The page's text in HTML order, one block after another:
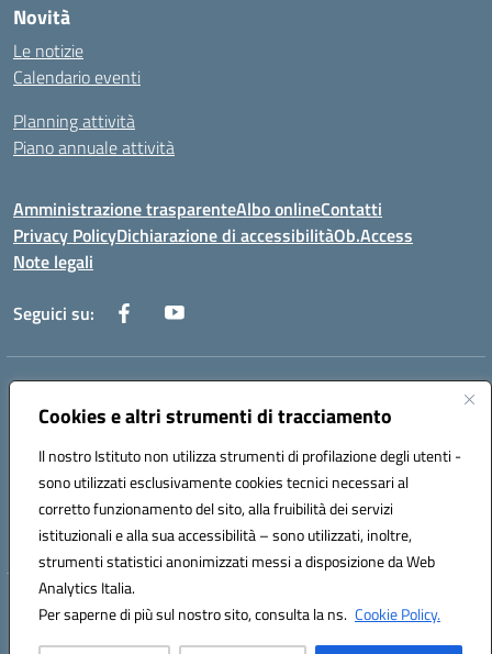
Cookies e altri strumenti di tracciamento
Il nostro Istituto non utilizza strumenti di profilazione degli utenti -
sono utilizzati esclusivamente cookies tecnici necessari al
corretto funzionamento del sito, alla fruibilità dei servizi
istituzionali e alla sua accessibilità – sono utilizzati, inoltre,
strumenti statistici anonimizzati messi a disposizione da Web
Analytics Italia.
Per saperne di più sul nostro sito, consulta la ns. Cookie Policy.
Novità
Le notizie
Calendario eventi
Planning attività
Piano annuale attività
Amministrazione trasparenteAlbo onlineContatti
Privacy PolicyDichiarazione di accessibilitàOb.Access
Note legali
Seguici su:
Indirizzo:Via Nelson Mandela,7 - 62012 Civitanova Marche (MC)
Centralino:0733/815931 - 0733/784180
Posta elettronica certificata (PEC):MCIS00200P@pec.istruzione.it
Codice fiscale: 80006860433
Codice meccanografico:MCIS00200P
Hosting & Powered by 3D Solution S.r.l.
Concept & Design by Designers Italia